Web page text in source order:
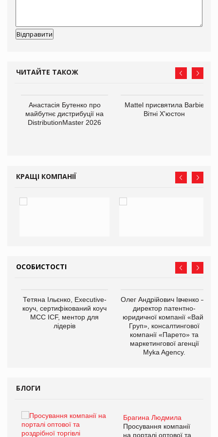
ЧИТАЙТЕ ТАКОЖ
Анастасія Бутенко про
майбутнє дистрибуції на
DistributionMaster 2026
Mattel присвятила Barbie
Вітні Х'юстон
КРАЩІ КОМПАНІЇ
ОСОБИСТОСТІ
Тетяна Ільєнко, Executive-
коуч, сертифікований коуч
МСС ICF, ментор для
лідерів
Олег Андрійович Івченко —
директор патентно-
юридичної компанії «Вайз
Груп», консалтингової
компанії «Парето» та
маркетингової агенції
Myka Agency.
БЛОГИ
Брагина Людмила
Просування компанії
на порталі оптової та